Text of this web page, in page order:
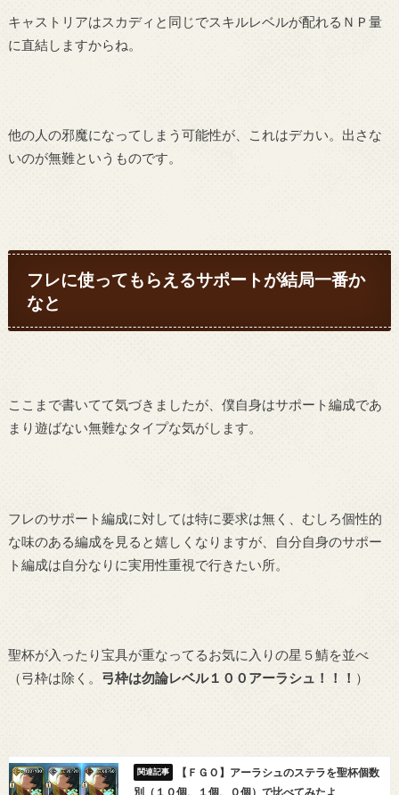
キャストリアはスカディと同じでスキルレベルが配れるＮＰ量
に直結しますからね。
他の人の邪魔になってしまう可能性が、これはデカい。出さな
いのが無難というものです。
フレに使ってもらえるサポートが結局一番か
なと
ここまで書いてて気づきましたが、僕自身はサポート編成であ
まり遊ばない無難なタイプな気がします。
フレのサポート編成に対しては特に要求は無く、むしろ個性的
な味のある編成を見ると嬉しくなりますが、自分自身のサポー
ト編成は自分なりに実用性重視で行きたい所。
聖杯が入ったり宝具が重なってるお気に入りの星５鯖を並べ
（弓枠は除く。 弓枠は勿論レベル１００アーラシュ！！！ ）
【ＦＧＯ】アーラシュのステラを聖杯個数
別（１０個、１個、０個）で比べてみたよ